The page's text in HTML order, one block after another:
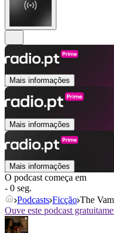
Mais informações
Mais informações
Mais informações
O podcast começa em
- 0 seg.
Podcasts Ficção The
Ouve este podcast